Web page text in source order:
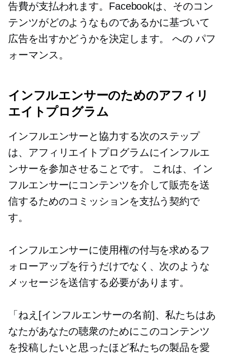
告費が支払われます。Facebookは、そのコン
テンツがどのようなものであるかに基づいて
広告を出すかどうかを決定します。への パフ
ォーマンス。
インフルエンサーのためのアフィリ
エイトプログラム
インフルエンサーと協力する次のステップ
は、アフィリエイトプログラムにインフルエ
ンサーを参加させることです。 これは、イン
フルエンサーにコンテンツを介して販売を送
信するためのコミッションを支払う契約で
す。
インフルエンサーに使用権の付与を求めるフ
ォローアップを行うだけでなく、次のような
メッセージを送信する必要があります。
「ねえ[インフルエンサーの名前]、私たちはあ
なたがあなたの聴衆のためにこのコンテンツ
を投稿したいと思ったほど私たちの製品を愛